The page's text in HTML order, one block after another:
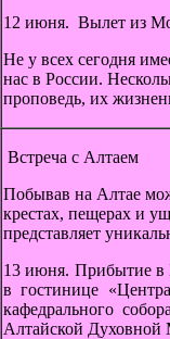
12 июня. Вылет из
Не у всех сегодня
нас в России.
проповедь, их
Встреча с Алтаем
Побывав на Алтае
крестах, пещерах и
представляет
13 июня. Прибытие в
в гостинице
кафедрального
Алтайской